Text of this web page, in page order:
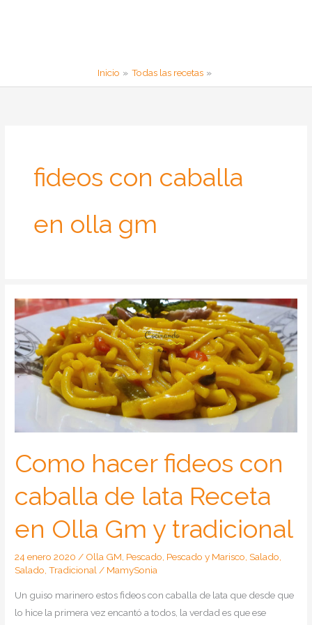
Inicio Todas las recetas
fideos con caballa
en olla gm
Como hacer fideos con
caballa de lata Receta
en Olla Gm y tradicional
24 enero 2020/ Olla GM, Pescado, Pescado y Marisco,Salado,
Salado,Tradicional/ MamySonia
Un guiso marinero estos fideos con caballa de lata que desde que
lo hice la primera vez encantó a todos, la verdad es que ese